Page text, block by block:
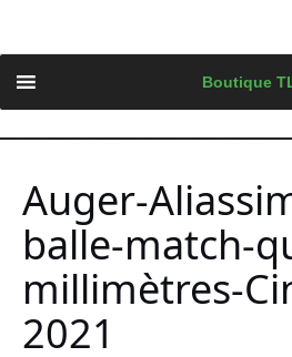
content
Boutique
Auger-
balle-match-
millimètres-
2021